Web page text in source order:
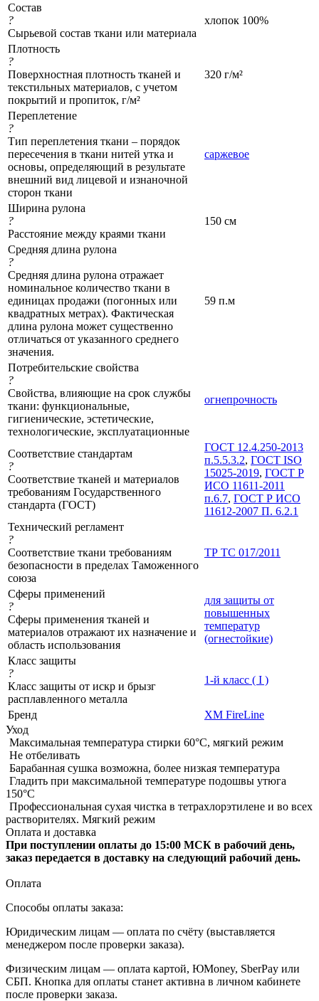
Состав
?
Сырьевой состав ткани или материала
хлопок 100%
Плотность
?
Поверхностная плотность тканей и
текстильных материалов, с учетом
покрытий и пропиток, г/м²
320 г/м²
Переплетение
?
Тип переплетения ткани – порядок
пересечения в ткани нитей утка и
основы, определяющий в результате
внешний вид лицевой и изнаночной
сторон ткани
саржевое
Ширина рулона
?
Расстояние между краями ткани
150 см
Средняя длина рулона
?
Средняя длина рулона отражает
номинальное количество ткани в
единицах продажи (погонных или
квадратных метрах). Фактическая
длина рулона может существенно
отличаться от указанного среднего
значения.
59 п.м
Потребительские свойства
?
Свойства, влияющие на срок службы
ткани: функциональные,
гигиенические, эстетические,
технологические, эксплуатационные
огнепрочность
Соответствие стандартам
?
Соответствие тканей и материалов
требованиям Государственного
стандарта (ГОСТ)
ГОСТ 12.4.250-2013
п.5.5.3.2, ГОСТ ISO
15025-2019, ГОСТ Р
ИСО 11611-2011
п.6.7, ГОСТ Р ИСО
11612-2007 П. 6.2.1
Технический регламент
?
Соответствие ткани требованиям
безопасности в пределах Таможенного
союза
ТР ТС 017/2011
Сферы применений
?
Сферы применения тканей и
материалов отражают их назначение и
область использования
для защиты от
повышенных
температур
(огнестойкие)
Класс защиты
?
Класс защиты от искр и брызг
расплавленного металла
1-й класс ( I )
Бренд
XM FireLine
Уход
Максимальная температура стирки 60°C, мягкий режим
Не отбеливать
Барабанная сушка возможна, более низкая температура
Гладить при максимальной температуре подошвы утюга
150°С
Профессиональная сухая чистка в тетрахлорэтилене и во всех
растворителях. Мягкий режим
Оплата и доставка
При поступлении оплаты до 15:00 МСК в рабочий день,
заказ передается в доставку на следующий рабочий день.
Оплата
Способы оплаты заказа:
Юридическим лицам — оплата по счёту (выставляется
менеджером после проверки заказа).
Физическим лицам — оплата картой, ЮMoney, SberPay или
СБП. Кнопка для оплаты станет активна в личном кабинете
после проверки заказа.